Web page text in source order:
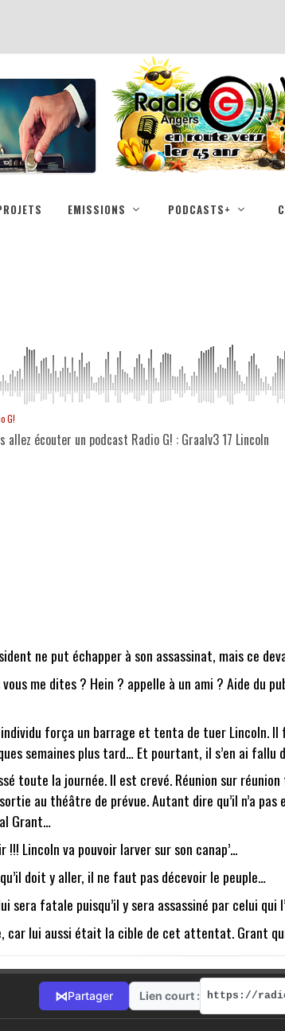
EMISSIONS PODCASTS+
G!
allez écouter un podcast Radio G! : Graalv3 17 Lincoln
ne put échapper à son assassinat, mais ce
me dites ? Hein ? appelle à un ami ? Aide du
força un barrage et tenta de tuer
semaines plus tard… Et pourtant, il s’en ai fallu
toute la journée. Il est crevé. Réunion sur
au théâtre de prévue. Autant dire qu’il n’a
Grant…
Lincoln va pouvoir larver sur son canap’...
doit y aller, il ne faut pas décevoir le peuple…
fatale puisqu’il y sera assassiné par celui qui
car lui aussi était la cible de cet attentat. Grant
⋈Partager Lien court :